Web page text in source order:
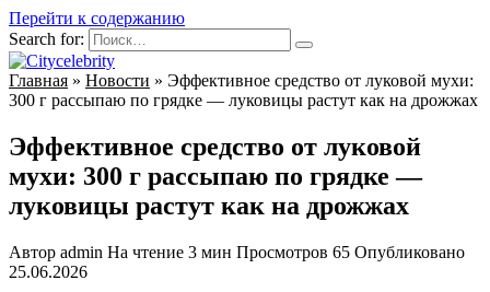
Перейти к содержанию
Search for:
Главная » Новости » Эффективное средство от луковой мухи:
300 г рассыпаю по грядке — луковицы растут как на дрожжах
Эффективное средство от луковой
мухи: 300 г рассыпаю по грядке —
луковицы растут как на дрожжах
Автор admin На чтение 3 мин Просмотров 65 Опубликовано
25.06.2026